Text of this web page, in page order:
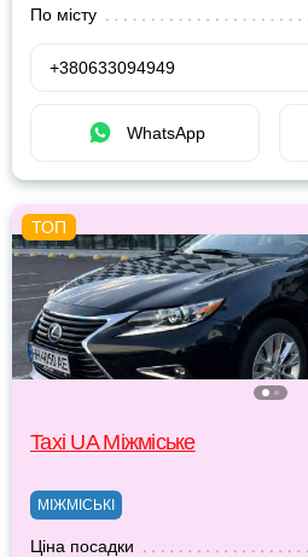
По місту
+380633094949
WhatsApp
Taxi UA Міжміське
МІЖМІСЬКІ
Ціна посадки